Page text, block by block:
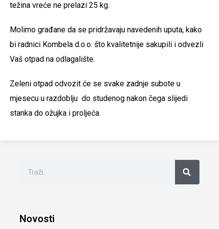
težina vreće ne prelazi 25 kg.
Molimo građane da se pridržavaju navedenih uputa, kako
bi radnici Kombela d.o.o. što kvalitetnije sakupili i odvezli
Vaš otpad na odlagalište.
Zeleni otpad odvozit će se svake zadnje subote u
mjesecu u razdoblju do studenog nakon čega slijedi
stanka do ožujka i proljeća.
Novosti